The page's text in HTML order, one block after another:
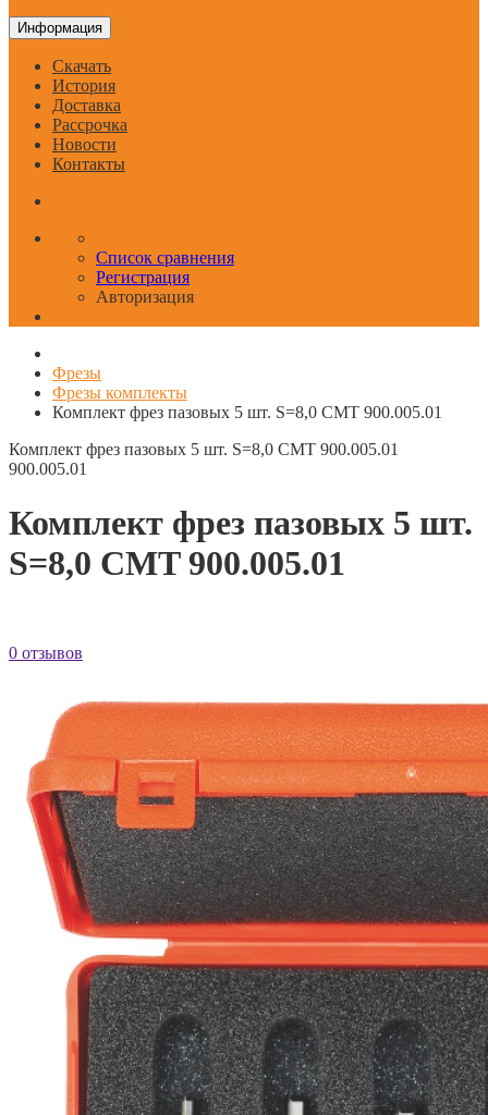
Информация
Скачать
История
Доставка
Рассрочка
Новости
Контакты
Список сравнения
Регистрация
Авторизация
Фрезы
Фрезы комплекты
Комплект фрез пазовых 5 шт. S=8,0 CMT 900.005.01
Комплект фрез пазовых 5 шт. S=8,0 CMT 900.005.01
900.005.01
Комплект фрез пазовых 5 шт.
S=8,0 CMT 900.005.01
0 отзывов